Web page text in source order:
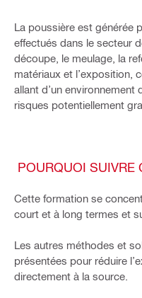
La poussière est générée
effectués dans le secteur
découpe, le meulage, la
matériaux et l’exposition,
allant d’un
risques potentiellement
POURQUOI SUIVRE
Cette formation se
court et à long termes et
Les autres méthodes et
présentées pour réduire
directement à la source.